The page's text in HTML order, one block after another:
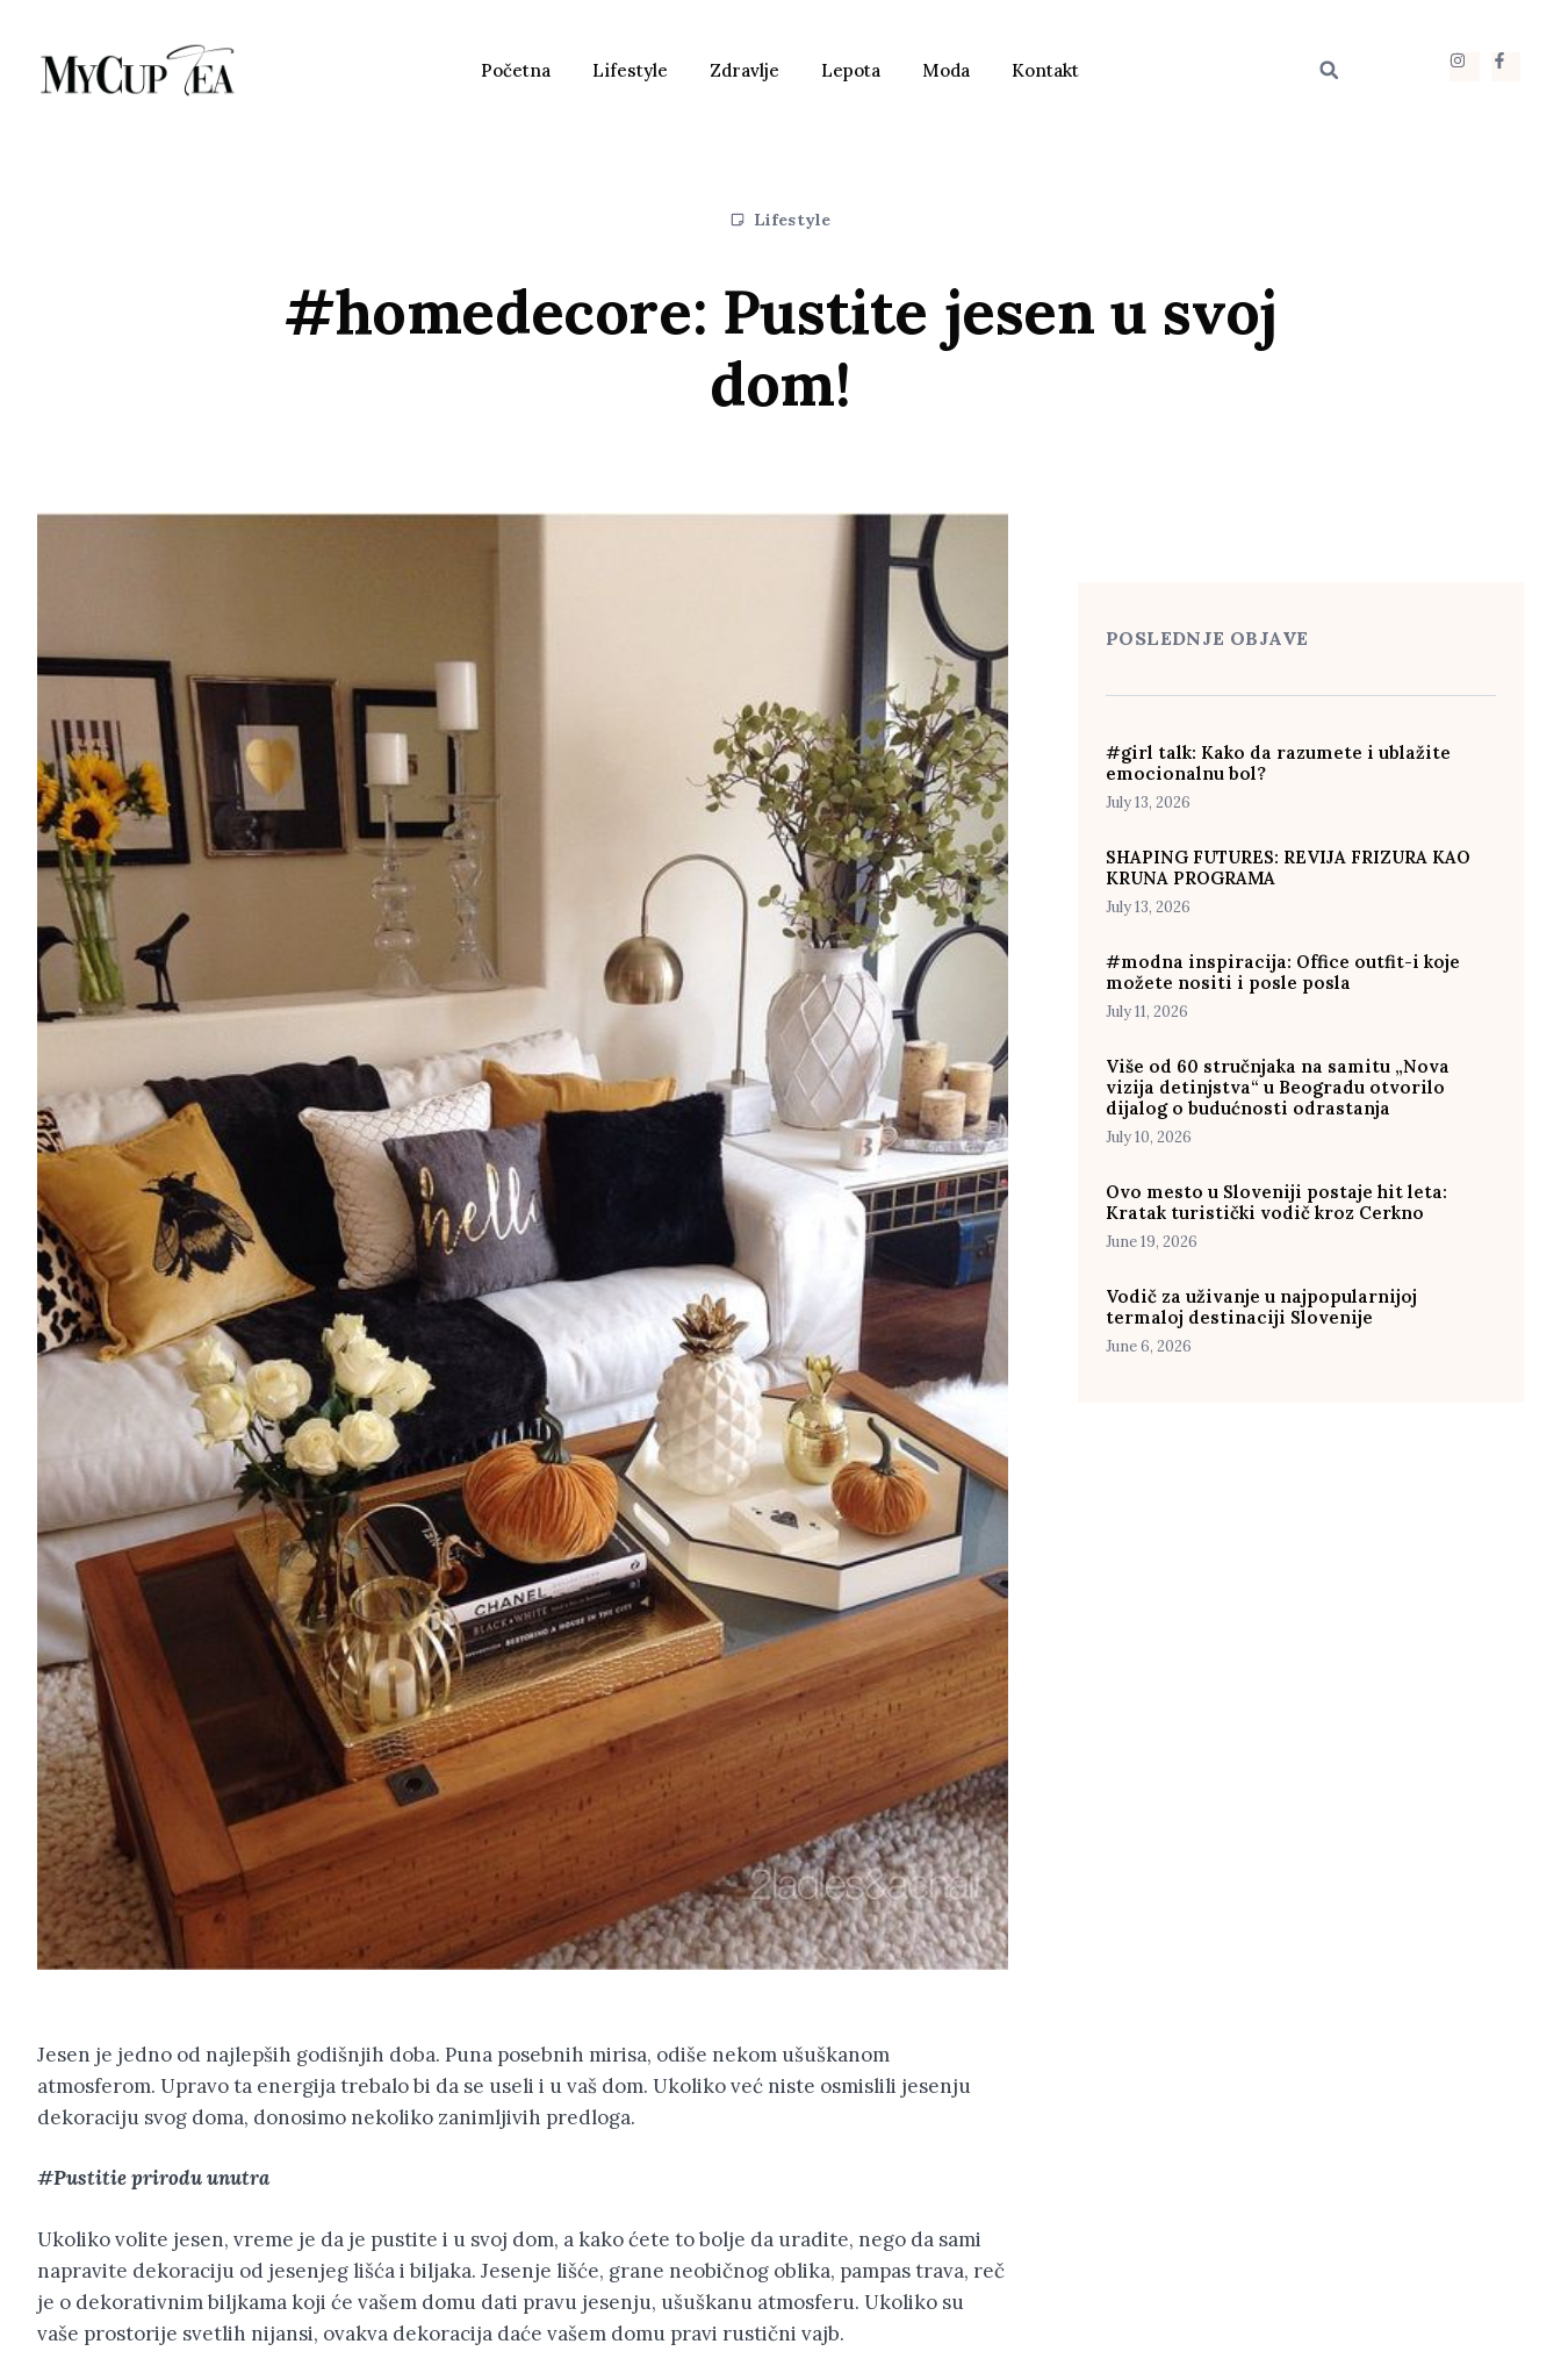
Početna Lifestyle Zdravlje Lepota Moda Kontakt
Lifestyle
#homedecore: Pustite jesen u svoj
dom!
Jesen je jedno od najlepših godišnjih doba. Puna posebnih mirisa, odiše nekom ušuškanom
atmosferom. Upravo ta energija trebalo bi da se useli i u vaš dom. Ukoliko već niste osmislili jesenju
dekoraciju svog doma, donosimo nekoliko zanimljivih predloga.
#Pustitie prirodu unutra
Ukoliko volite jesen, vreme je da je pustite i u svoj dom, a kako ćete to bolje da uradite, nego da sami
napravite dekoraciju od jesenjeg lišća i biljaka. Jesenje lišće, grane neobičnog oblika, pampas trava, reč
je o dekorativnim biljkama koji će vašem domu dati pravu jesenju, ušuškanu atmosferu. Ukoliko su
vaše prostorije svetlih nijansi, ovakva dekoracija daće vašem domu pravi rustični vajb.
POSLEDNJE OBJAVE
#girl talk: Kako da razumete i ublažite
emocionalnu bol?
July 13, 2026
SHAPING FUTURES: REVIJA FRIZURA KAO
KRUNA PROGRAMA
July 13, 2026
#modna inspiracija: Office outfit-i koje
možete nositi i posle posla
July 11, 2026
Više od 60 stručnjaka na samitu „Nova
vizija detinjstva“ u Beogradu otvorilo
dijalog o budućnosti odrastanja
July 10, 2026
Ovo mesto u Sloveniji postaje hit leta:
Kratak turistički vodič kroz Cerkno
June 19, 2026
Vodič za uživanje u najpopularnijoj
termaloj destinaciji Slovenije
June 6, 2026